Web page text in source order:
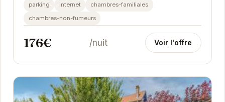
parking internet
chambres-familiales
chambres-non-fumeurs
176€ /nuit Voir l'offre